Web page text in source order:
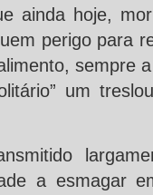
ainda hoje,
perigo para
sempre
um
a esmagar